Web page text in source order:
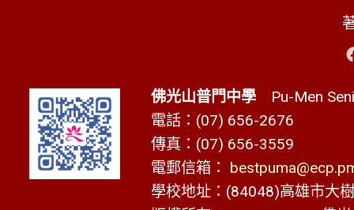
佛光山普門中學Pu-Men
電話：(07) 656-2676
傳真：(07) 656-3559
電郵信箱：
學校地址：(84048)高雄市大